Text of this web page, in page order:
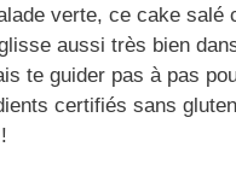
verte, ce cake
aussi très bien
te guider pas à pas
certifiés sans